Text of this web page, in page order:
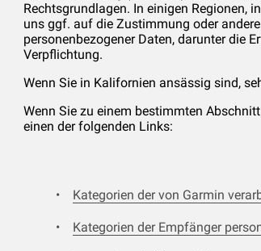
Rechtsgrundlagen. In einigen Regionen,
uns ggf. auf die Zustimmung oder
personenbezogener Daten, darunter die
Verpflichtung.
Wenn Sie in Kalifornien ansässig sind,
Wenn Sie zu einem bestimmten
einen der folgenden Links:
Kategorien der von Garmin
Kategorien der Empfänger